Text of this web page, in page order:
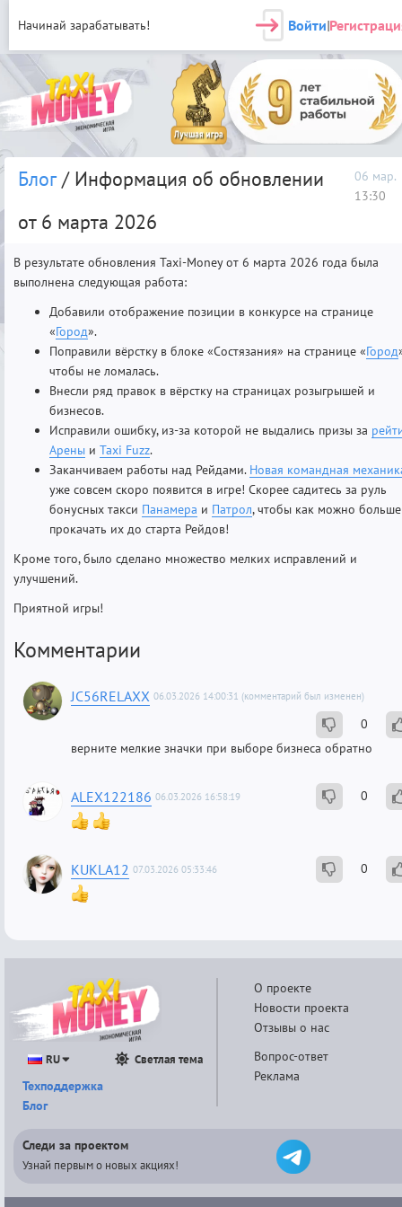
Начинай зарабатывать! Войти|
Блог/ Информация об обновлении
от 6 марта 2026
06 мар.
13:30
В результате обновления Taxi-Money от 6 марта 2026 года была
выполнена следующая работа:
Добавили отображение позиции в конкурсе на странице
«Город».
Поправили вёрстку в блоке «Состязания» на странице «Город
чтобы не ломалась.
Внесли ряд правок в вёрстку на страницах розыгрышей и
бизнесов.
Исправили ошибку, из-за которой не выдались призы за
Арены и Taxi Fuzz.
Заканчиваем работы над Рейдами. Новая командная
уже совсем скоро появится в игре! Скорее садитесь за руль
бонусных такси Панамера и Патрол, чтобы как можно больше
прокачать их до старта Рейдов!
Кроме того, было сделано множество мелких исправлений и
улучшений.
Приятной игры!
Комментарии
JC56RELAXX 06.03.2026 14:00:31 (комментарий был изменен)
0
верните мелкие значки при выборе бизнеса обратно
ALEX122186 06.03.2026 16:58:19 0
KUKLA12 07.03.2026 05:33:46 0
О проекте
Новости проекта
Отзывы о нас
Вопрос-ответ
Реклама
RU Светлая тема
Техподдержка
Блог
Следи за проектом
Узнай первым о новых акциях!